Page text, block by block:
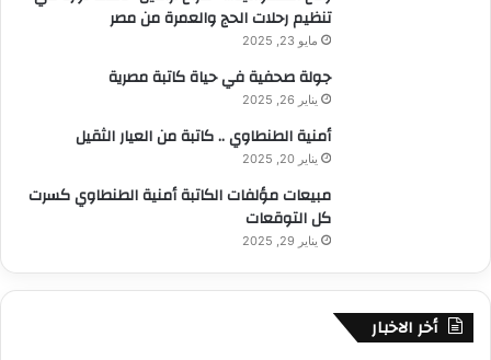
تنظيم رحلات الحج والعمرة من مصر
مايو 23, 2025
جولة صحفية في حياة كاتبة مصرية
يناير 26, 2025
أمنية الطنطاوي .. كاتبة من العيار الثقيل
يناير 20, 2025
مبيعات مؤلفات الكاتبة أمنية الطنطاوي كسرت
كل التوقعات
يناير 29, 2025
أخر الاخبار